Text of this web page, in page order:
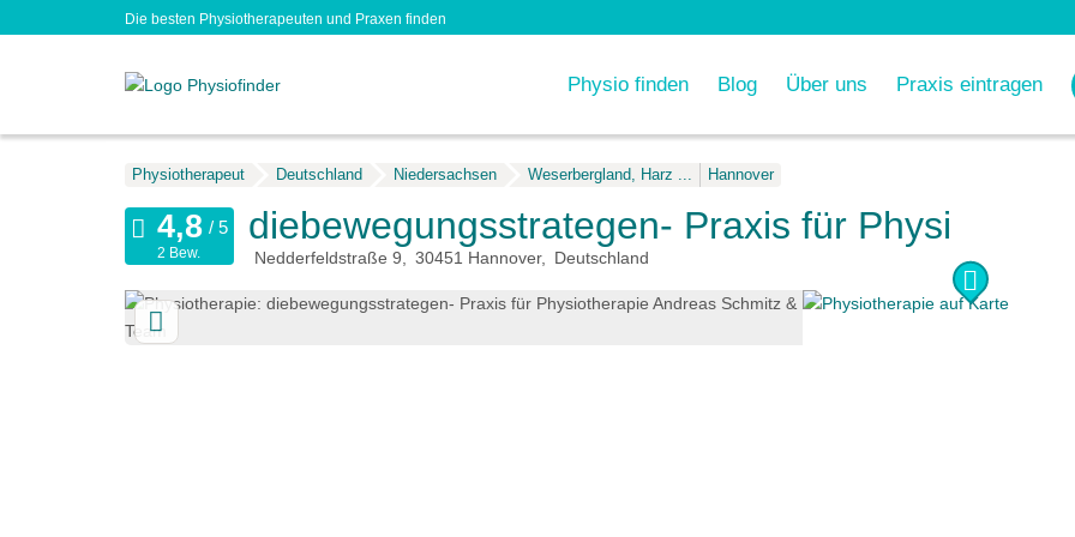
Die besten Physiotherapeuten und Praxen finden
Physio finden Blog Über uns Praxis eintragen
Physiotherapeut Deutschland Niedersachsen Weserbergland, Harz ... Hannover
diebewegungsstrategen- Praxis für
Nedderfeldstraße 9 30451 Hannover Deutschland
2 Bew.